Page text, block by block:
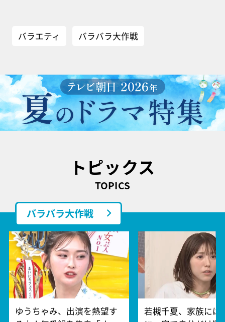
バラエティ バラバラ大作戦
トピックス
TOPICS
バラバラ大作戦
ゆうちゃみ、出演を熱望す
若槻千夏、家族には